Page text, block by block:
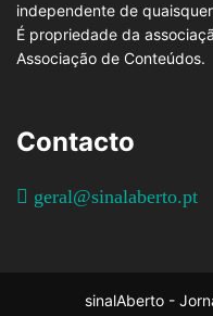
independente de
É propriedade da
Associação de Conteúdos.
Contacto
geral@sinalaberto.pt
sinalAberto -